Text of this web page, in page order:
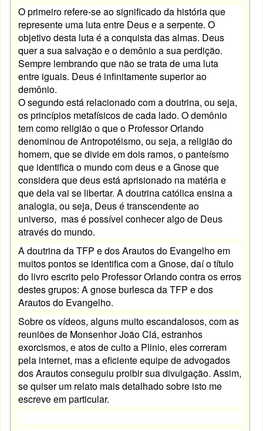
O primeiro refere-se ao significado da história que
represente uma luta entre Deus e a serpente. O
objetivo desta luta é a conquista das almas. Deus
quer a sua salvação e o demônio a sua perdição.
Sempre lembrando que não se trata de uma luta
entre iguais. Deus é infinitamente superior ao
demônio.
O segundo está relacionado com a doutrina, ou seja,
os princípios metafísicos de cada lado. O demônio
tem como religião o que o Professor Orlando
denominou de Antropotéismo, ou seja, a religião do
homem, que se divide em dois ramos, o panteísmo
que identifica o mundo com deus e a Gnose que
considera que deus está aprisionado na matéria e
que dela vai se libertar. A doutrina católica ensina a
analogia, ou seja, Deus é transcendente ao
universo, mas é possível conhecer algo de Deus
através do mundo.
A doutrina da TFP e dos Arautos do Evangelho em
muitos pontos se identifica com a Gnose, daí o título
do livro escrito pelo Professor Orlando contra os erros
destes grupos: A gnose burlesca da TFP e dos
Arautos do Evangelho.
Sobre os vídeos, alguns muito escandalosos, com as
reuniões de Monsenhor João Clá, estranhos
exorcismos, e atos de culto a Plinio, eles correram
pela internet, mas a eficiente equipe de advogados
dos Arautos conseguiu proibir sua divulgação. Assim,
se quiser um relato mais detalhado sobre isto me
escreve em particular.